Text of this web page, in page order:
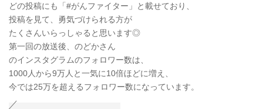
どの投稿にも「#がんファイター」と載せており、
投稿を見て、勇気づけられる方が
たくさんいらっしゃると思います◎
第一回の放送後、のどかさん
のインスタグラムのフォロワー数は、
1000人から9万人と一気に10倍ほどに増え、
今では25万を超えるフォロワー数になっています。